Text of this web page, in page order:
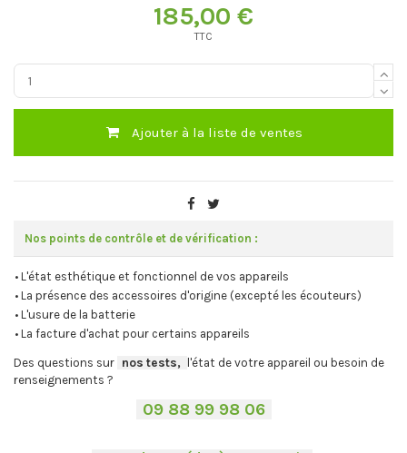
185,00 €
TTC
Ajouter à la liste de ventes
Nos points de contrôle et de vérification :
• L'état esthétique et fonctionnel de vos appareils
• La présence des accessoires d'origine (excepté les écouteurs)
• L'usure de la batterie
• La facture d'achat pour certains appareils
Des questions sur nos tests, l'état de votre appareil ou besoin de
renseignements ?
09 88 99 98 06-